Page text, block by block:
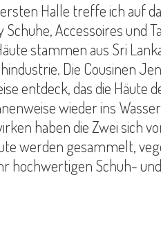
Halle treffe ich auf
Accessoires und
stammen aus Sri
Die Cousinen
entdeck, das die Häute
wieder ins
haben die Zwei sich
werden gesammelt,
hochwertigen Schuh-